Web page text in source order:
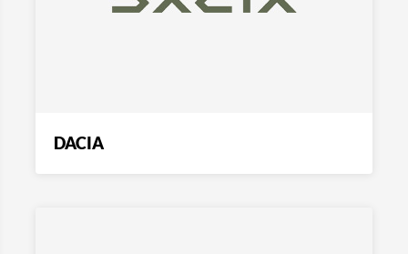
DACIA